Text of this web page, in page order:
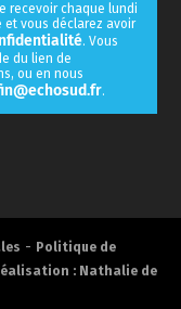
recevoir chaque lundi
et vous déclarez avoir
. Vous
du lien de
ou en nous
.
- Politique de
: Nathalie de